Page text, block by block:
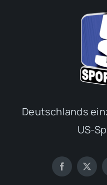
Deutschlands
US-